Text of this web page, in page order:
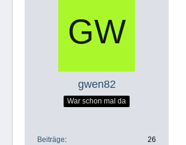
gwen82
War schon mal da
Beiträge 26